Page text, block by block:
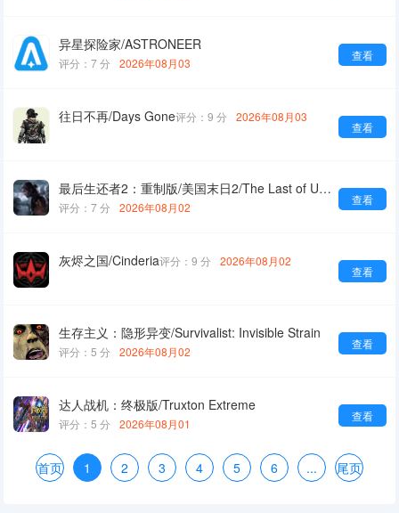
异星探险家/ASTRONEER
查看
评分：7 分 2026年08月03
往日不再/Days Gone
查看
评分：9 分 2026年08月03
最后生还者2：重制版/美国末日2/The Last of Us Part II Remastered
查看
评分：7 分 2026年08月02
灰烬之国/Cinderia
查看
评分：9 分 2026年08月02
生存主义：隐形异变/Survivalist: Invisible Strain
查看
评分：5 分 2026年08月02
达人战机：终极版/Truxton Extreme
查看
评分：5 分 2026年08月01
首页 1 2 3 4 5 6 ... 尾页